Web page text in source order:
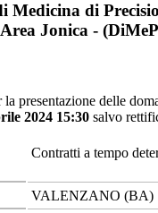
Medicina di
Jonica -
presentazione delle
2024 15:30 salvo
Contratti a tempo
VALENZANO (BA)